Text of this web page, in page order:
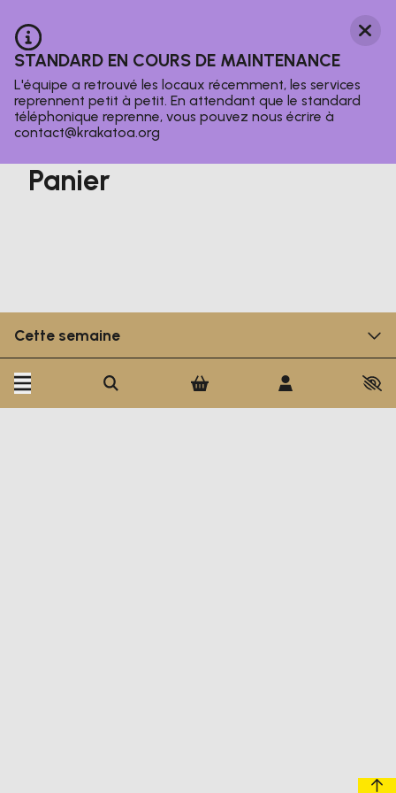
Information :
STANDARD EN COURS DE MAINTENANCE
L'équipe a retrouvé les locaux récemment, les services
reprennent petit à petit. En attendant que le standard
téléphonique reprenne, vous pouvez nous écrire à
contact@krakatoa.org
Panier
Cette semaine